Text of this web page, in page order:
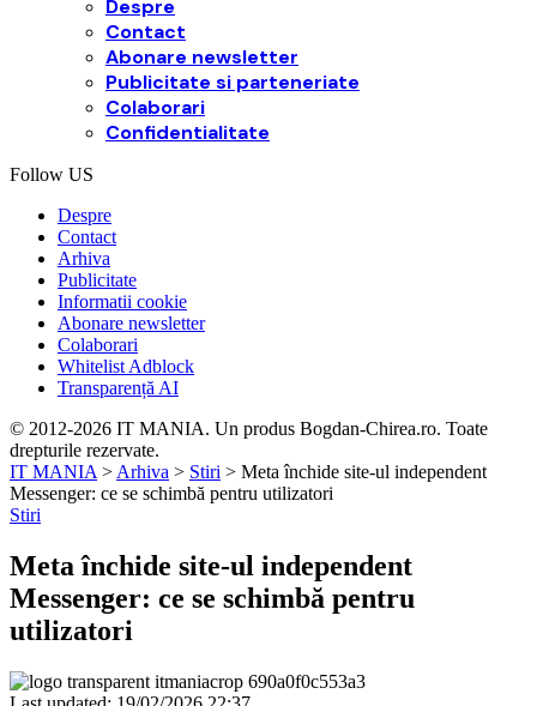
Despre
Contact
Abonare newsletter
Publicitate si parteneriate
Colaborari
Confidentialitate
Follow US
Despre
Contact
Arhiva
Publicitate
Informatii cookie
Abonare newsletter
Colaborari
Whitelist Adblock
Transparență AI
© 2012-2026 IT MANIA. Un produs Bogdan-Chirea.ro. Toate
drepturile rezervate.
IT MANIA > Arhiva > Stiri > Meta închide site-ul independent
Messenger: ce se schimbă pentru utilizatori
Stiri
Meta închide site-ul independent
Messenger: ce se schimbă pentru
utilizatori